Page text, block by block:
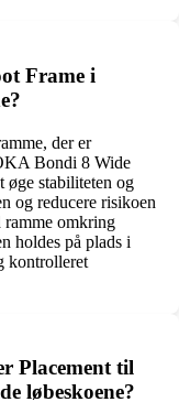
Frame i
der er
Bondi 8 Wide
øge stabiliteten og
og reducere risikoen
ramme omkring
holdes på plads i
kontrolleret
Placement til
løbeskoene?